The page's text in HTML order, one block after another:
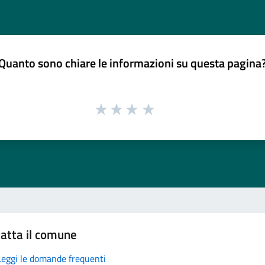
sono chiare le informazioni su questa
il comune
le domande frequenti